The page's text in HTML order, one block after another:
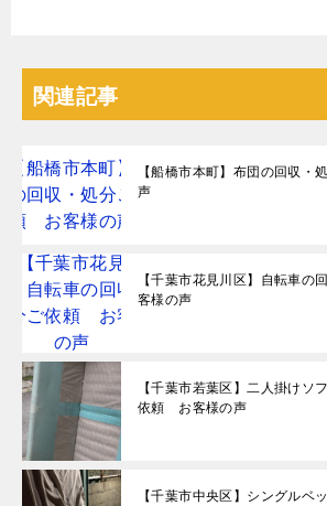
関連記事
【船橋市本町】布団の回収
声
【千葉市花見川区】自転車
客様の声
【千葉市若葉区】二人掛けソ
依頼 お客様の声
【千葉市中央区】シングルベ